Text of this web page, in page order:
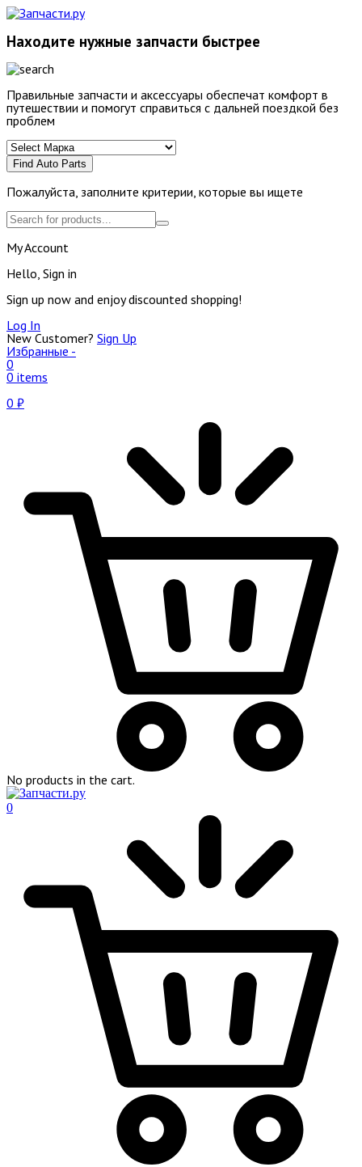
Находите нужные запчасти быстрее
Правильные запчасти и аксессуары обеспечат комфорт в
путешествии и помогут справиться с дальней поездкой без
проблем
Find Auto Parts
Пожалуйста, заполните критерии, которые вы ищете
My Account
Hello, Sign in
Sign up now and enjoy discounted shopping!
Log In
New Customer? Sign Up
Избранные -
0
0 items
0 ₽
No products in the cart.
0